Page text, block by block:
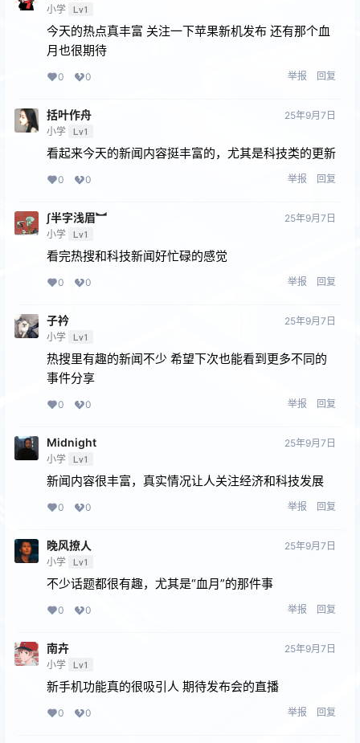
小学 Lv1
今天的热点真丰富 关注一下苹果新机发布 还有那个血
月也很期待
0 0 举报 回复
括叶作舟
小学 Lv1
25年9月7日
看起来今天的新闻内容挺丰富的，尤其是科技类的更新
0 0 举报 回复
∫半字浅眉︼
小学 Lv1
25年9月7日
看完热搜和科技新闻好忙碌的感觉
0 0 举报 回复
子衿
小学 Lv1
25年9月7日
热搜里有趣的新闻不少 希望下次也能看到更多不同的
事件分享
0 0 举报 回复
Midnight
小学 Lv1
25年9月7日
新闻内容很丰富，真实情况让人关注经济和科技发展
0 0 举报 回复
晚风撩人
小学 Lv1
25年9月7日
不少话题都很有趣，尤其是“血月”的那件事
0 0 举报 回复
南卉
小学 Lv1
25年9月7日
新手机功能真的很吸引人 期待发布会的直播
0 0 举报 回复